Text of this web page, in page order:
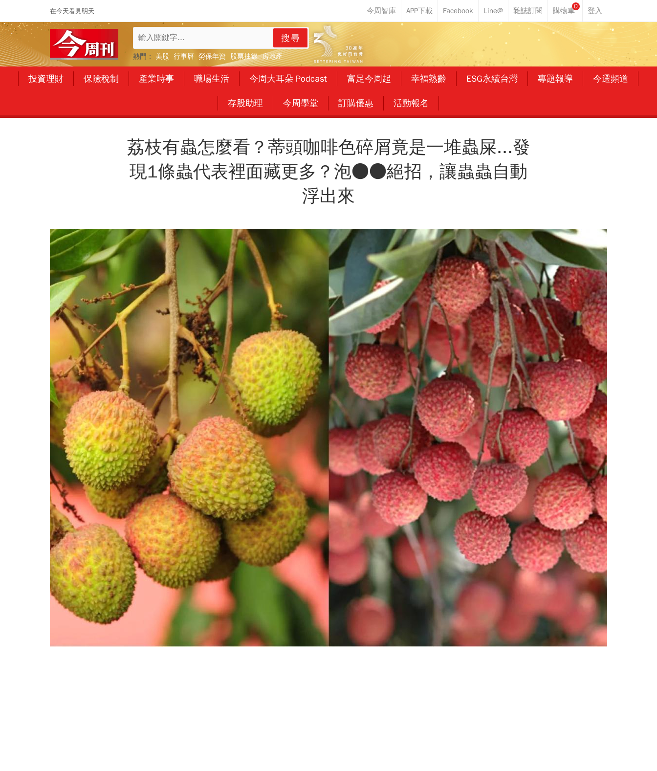
在今天看見明天
0
搜尋
熱門： 美股 行事曆 勞保年資 股票抽籤 房地產
投資理財 保險稅制 產業時事 職場生活 今周大耳朵 Podcast 富足今周起 幸福熟齡 ESG永續台灣 專題報導 今選頻道
存股助理 今周學堂 訂購優惠 活動報名
荔枝有蟲怎麼看？蒂頭咖啡色碎屑竟是一堆蟲屎...發
現1條蟲代表裡面藏更多？泡●●絕招，讓蟲蟲自動
浮出來